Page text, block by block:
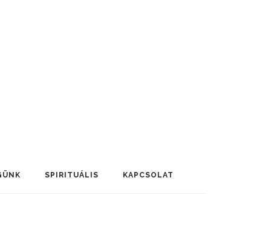
SPIRITUÁLIS KAPCSOLAT